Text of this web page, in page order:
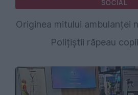
SOCIAL
Originea mitului ambulanței
Polițiștii răpeau